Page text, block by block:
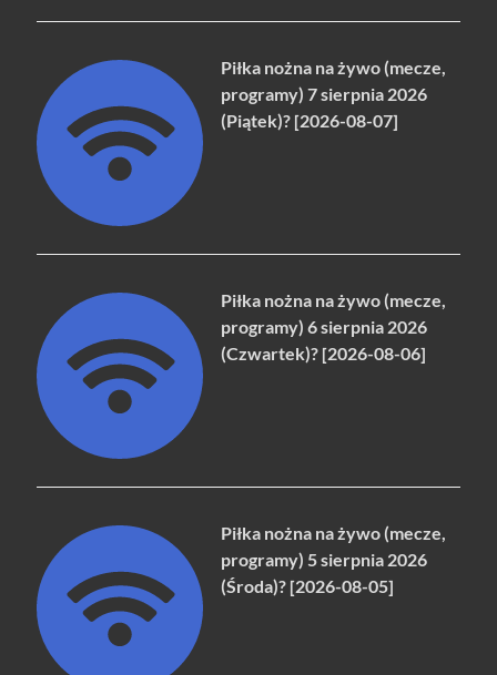
Piłka nożna na żywo (mecze,
programy) 7 sierpnia 2026
(Piątek)? [2026-08-07]
Piłka nożna na żywo (mecze,
programy) 6 sierpnia 2026
(Czwartek)? [2026-08-06]
Piłka nożna na żywo (mecze,
programy) 5 sierpnia 2026
(Środa)? [2026-08-05]